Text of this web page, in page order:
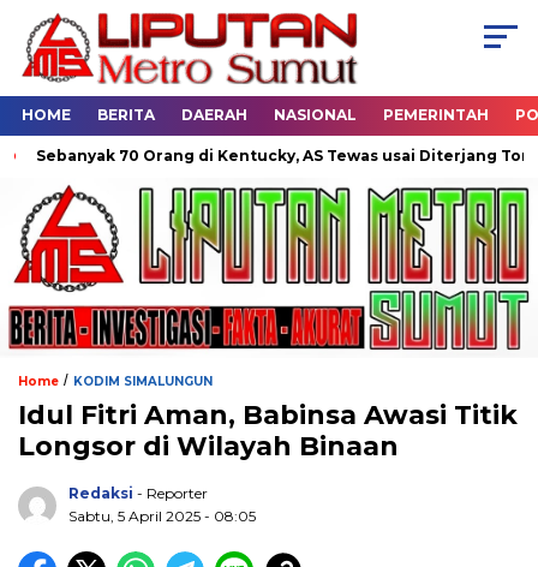
HOME BERITA DAERAH NASIONAL PEMERINTAH
70 Orang di Kentucky, AS Tewas usai Diterjang Tornado
Home / KODIM SIMALUNGUN
Idul Fitri Aman, Babinsa Awasi Titik
Longsor di Wilayah Binaan
Redaksi - Reporter
Sabtu, 5 April 2025 - 08:05